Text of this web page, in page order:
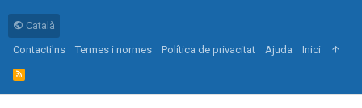
Català
Contacti'ns
Termes i normes Política de privacitat Ajuda Inici
R
S
S